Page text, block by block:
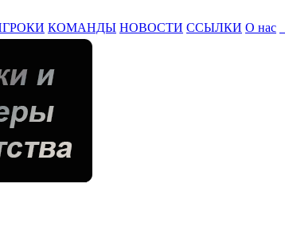
КОМАНДЫ НОВОСТИ ССЫЛКИ О нас